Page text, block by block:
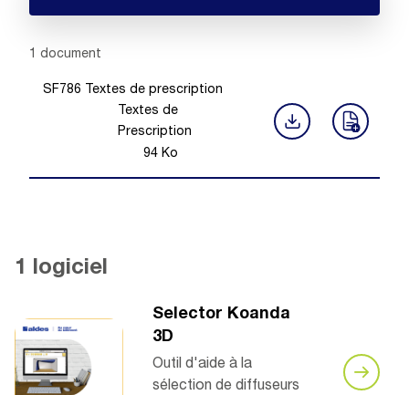
Showing 1 -
1 document
SF786 Textes de prescription
Textes de
Prescription
94 Ko
1 logiciel
Selector Koanda
3D
Outil d'aide à la
sélection de diffuseurs